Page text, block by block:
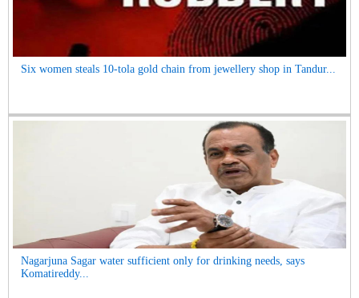
Six women steals 10-tola gold chain from jewellery shop in Tandur...
Nagarjuna Sagar water sufficient only for drinking needs, says
Komatireddy...